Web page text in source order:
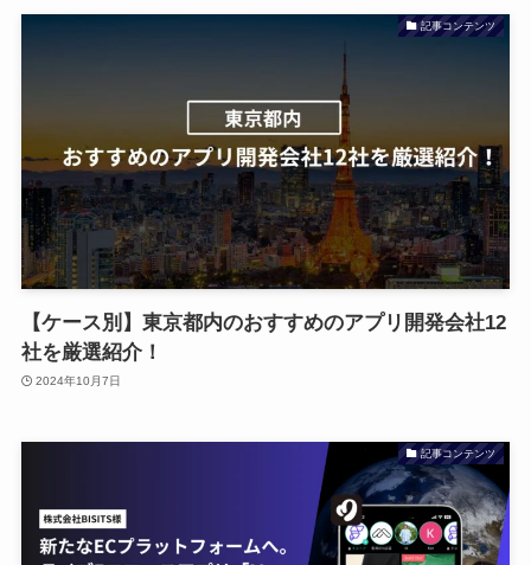
記事コンテンツ
【ケース別】東京都内のおすすめのアプリ開発会社12
社を厳選紹介！
2024年10月7日
記事コンテンツ